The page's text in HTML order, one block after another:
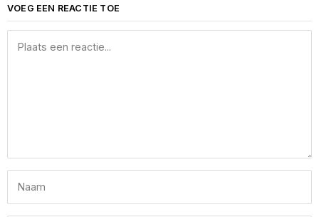
VOEG EEN REACTIE TOE